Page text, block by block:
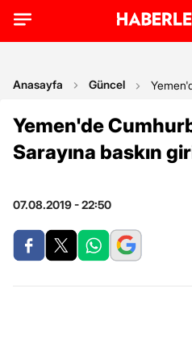
Anasayfa Güncel
Yemen'de
Sarayına baskın
07.08.2019 - 22:50